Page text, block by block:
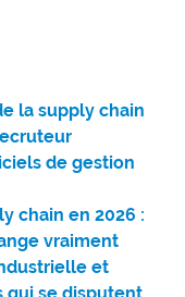
la supply chain
de gestion
chain en 2026 :
vraiment
et